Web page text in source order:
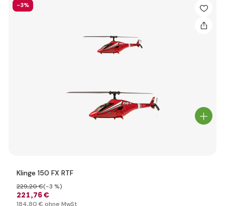
-3%
Klinge 150 FX RTF
221,76 €
229,20 €(-3 %)
184,80 € ohne MwSt